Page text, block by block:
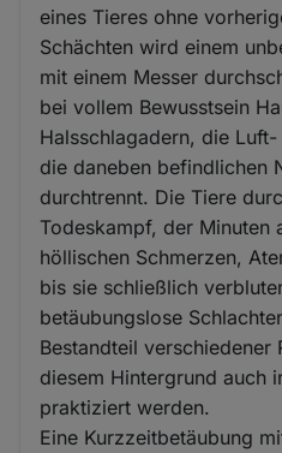
eines Tieres ohne
Schächten wird einem
mit einem Messer
bei vollem Bewusstsein
Halsschlagadern, die
die daneben befindlichen
durchtrennt. Die Tiere
Todeskampf, der Minuten
höllischen Schmerzen,
bis sie schließlich
betäubungslose
Bestandteil verschiedener
diesem Hintergrund auch
praktiziert werden.
Eine Kurzzeitbetäubung